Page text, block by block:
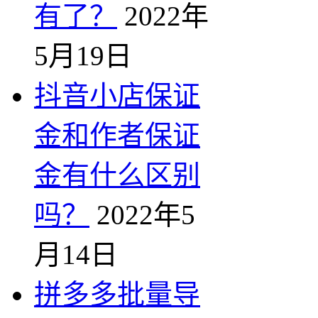
有了？
2022年
5月19日
抖音小店保证
金和作者保证
金有什么区别
吗？
2022年5
月14日
拼多多批量导